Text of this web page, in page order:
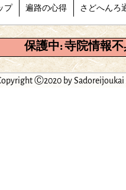
プ 遍路の心得 さどへんろ
保護中: 寺院情報
Ⓒ2020 by Sadoreijoukai